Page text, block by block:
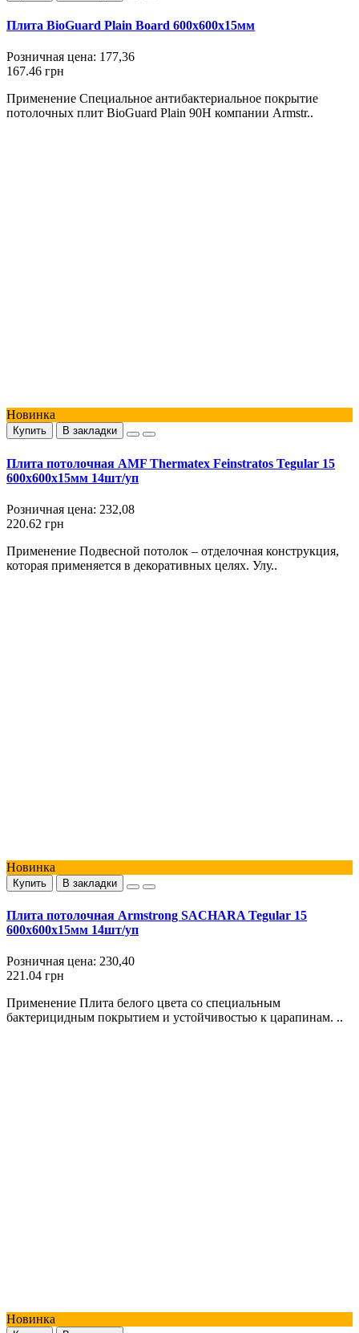
Плита BioGuard Plain Board 600x600x15мм
Розничная цена: 177,36
167.46 грн
Применение Специальное антибактериальное покрытие
потолочных плит BioGuard Plain 90H компании Armstr..
Новинка
Купить В закладки
Плита потолочная AMF Thermatex Feinstratos Tegular 15
600х600х15мм 14шт/уп
Розничная цена: 232,08
220.62 грн
Применение Подвесной потолок – отделочная конструкция,
которая применяется в декоративных целях. Улу..
Новинка
Купить В закладки
Плита потолочная Armstrong SACHARA Tegular 15
600х600х15мм 14шт/уп
Розничная цена: 230,40
221.04 грн
Применение Плита белого цвета со специальным
бактерицидным покрытием и устойчивостью к царапинам. ..
Новинка